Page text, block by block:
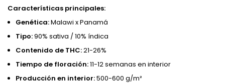
Características principales:
Genética:Malawi x Panamá
Tipo:90% sativa / 10% índica
Contenido de THC:21-26%
Tiempo de floración:11-12 semanas en interior
Producción en interior:500-600 g/m²